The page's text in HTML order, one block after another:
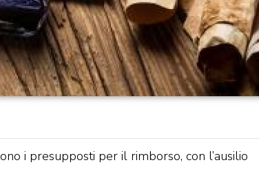
i presupposti per il rimborso, con l’ausilio